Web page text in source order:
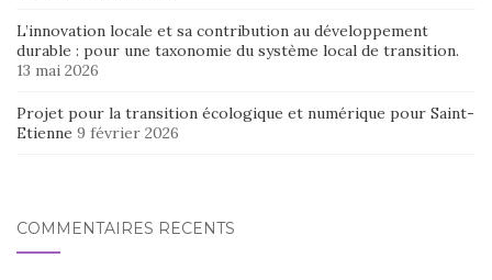
L’innovation locale et sa contribution au développement
durable : pour une taxonomie du système local de transition.
13 mai 2026
Projet pour la transition écologique et numérique pour Saint-
Etienne 9 février 2026
COMMENTAIRES RÉCENTS